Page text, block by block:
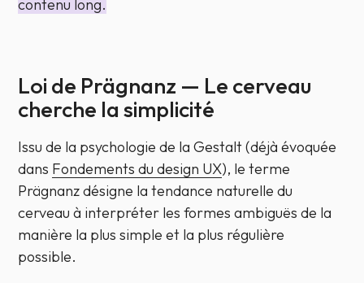
contenu long.
Loi de Prägnanz — Le cerveau
cherche la simplicité
Issu de la psychologie de la Gestalt (déjà évoquée
dans Fondements du design UX), le terme
Prägnanzdésigne la tendance naturelle du
cerveau à interpréter les formes ambiguës de la
manière la plus simple et la plus régulière
possible.